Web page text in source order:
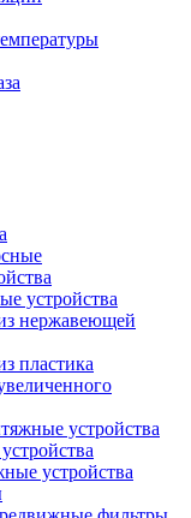
устройства
нержавеющей
пластика
устройства
устройства